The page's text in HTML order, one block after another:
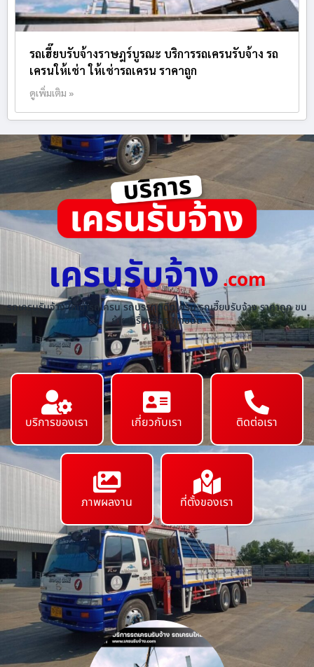
รถเฮี๊ยบรับจ้างราษฎร์บูรณะ บริการรถเครนรับจ้าง รถ
เครนให้เช่า ให้เช่ารถเครน ราคาถูก
ดูเพิ่มเติม »
เครนรับจ้าง.com
รถเครนรับจ้าง ให้เช่ารถเครน รถบรรทุกติดเครน รถเฮี๊ยบรับจ้าง ราคาถูก ขน
ย้ายเครื่องจักร ทุกชนิด
บริการของเรา เกี่ยวกับเรา ติดต่อเรา
ภาพผลงาน ที่ตั้งของเรา